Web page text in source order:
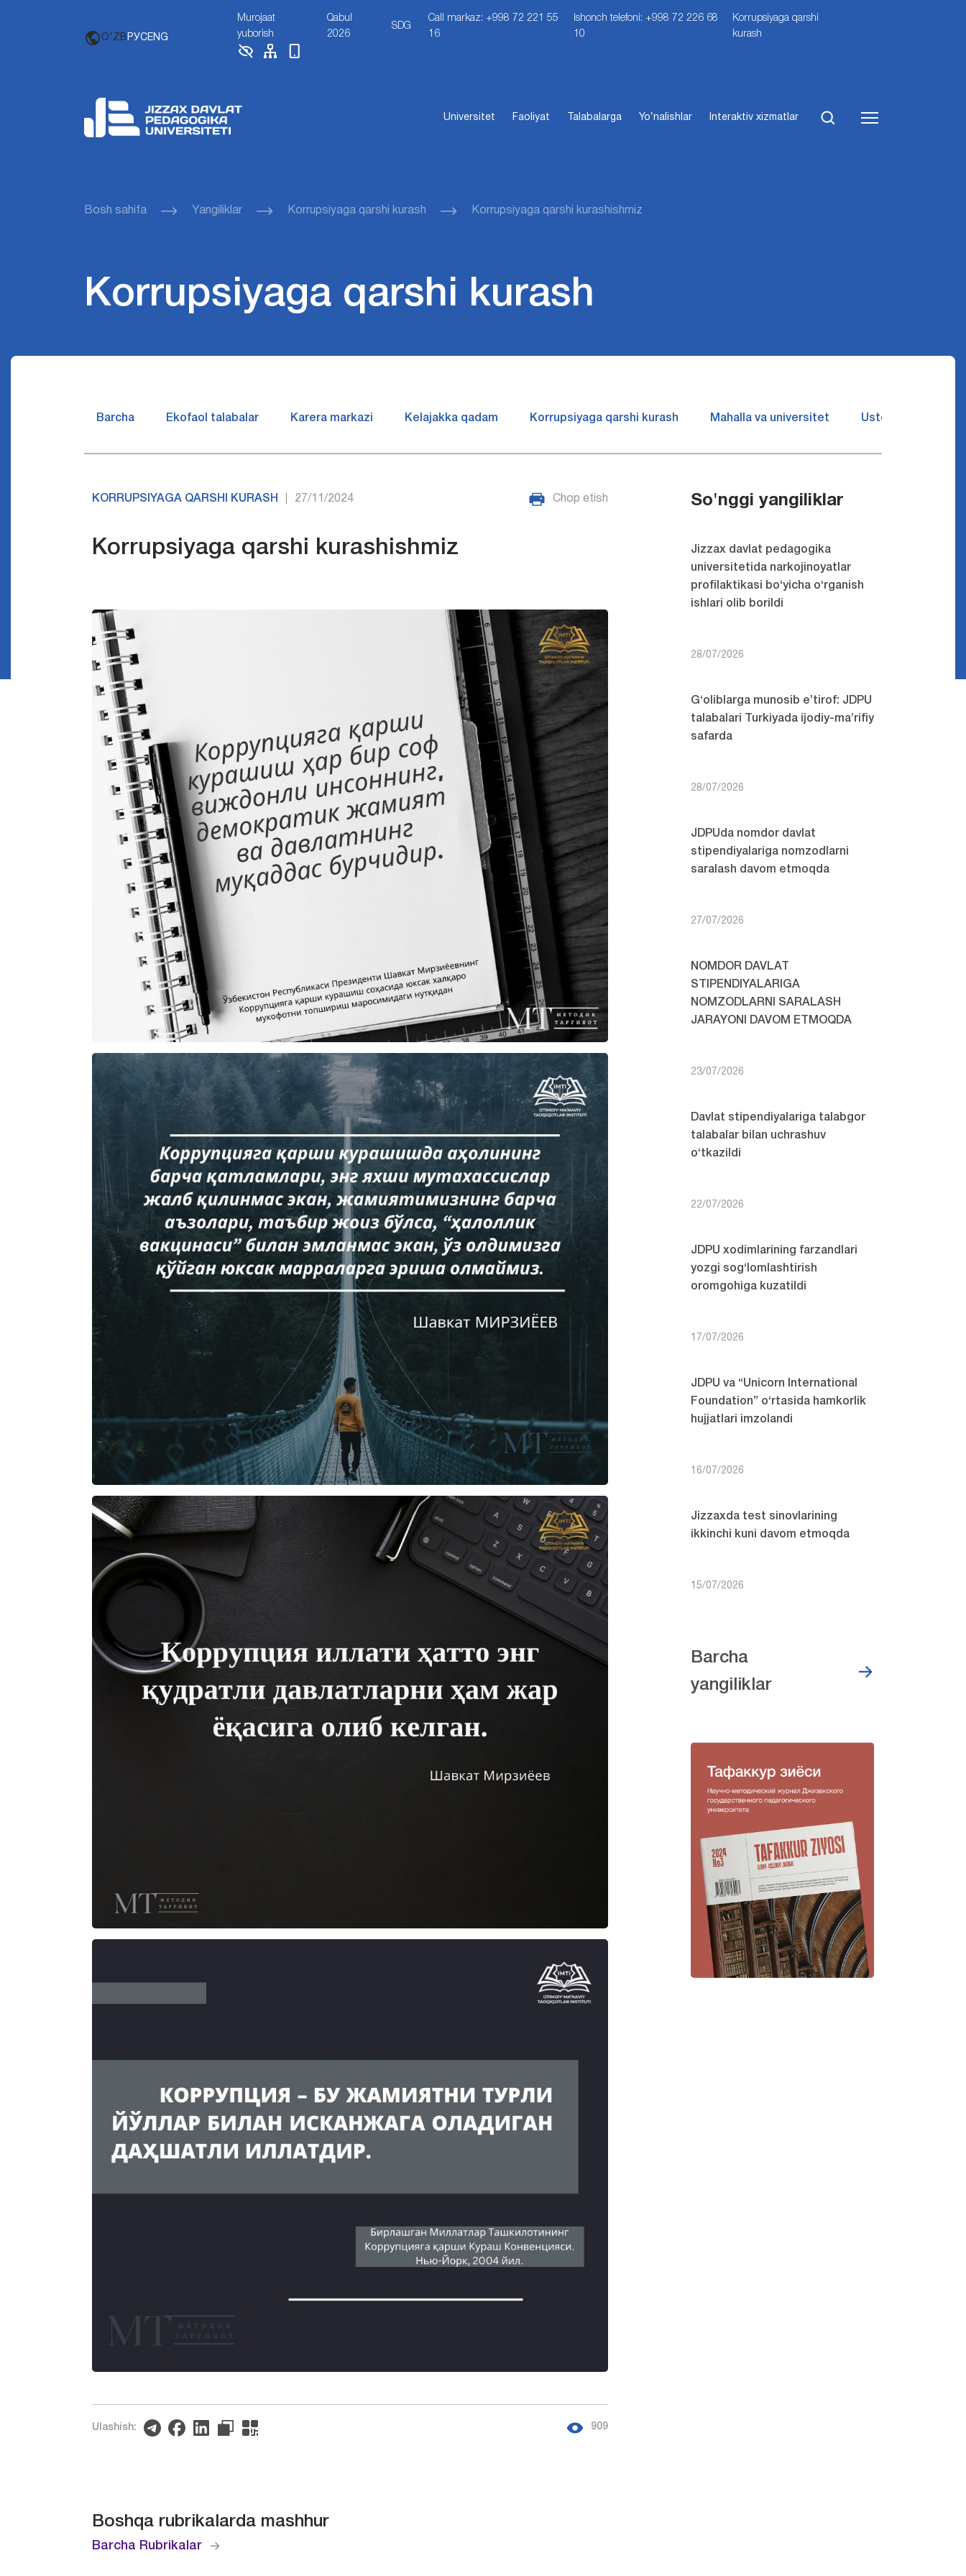
O'ZB РУСENG
Murojaat
yuborish
Qabul
2026
SDG
Call markaz: +998 72 221 55
16
Ishonch telefoni: +998 72 226 68
10
Korrupsiyaga qarshi
kurash
Universitet Faoliyat Talabalarga Yo‘nalishlar Interaktiv xizmatlar
Bosh sahifa Yangiliklar Korrupsiyaga qarshi kurash Korrupsiyaga qarshi kurashishmiz
Korrupsiyaga qarshi kurash
Barcha Ekofaol talabalar Karera markazi Kelajakka qadam Korrupsiyaga qarshi kurash Mahalla va universitet Ustozlar suhbatin
KORRUPSIYAGA QARSHI KURASH 27/11/2024 Chop etish
Korrupsiyaga qarshi kurashishmiz
Ulashish: 909
Boshqa rubrikalarda mashhur
Barcha Rubrikalar
So'nggi yangiliklar
Jizzax davlat pedagogika
universitetida narkojinoyatlar
profilaktikasi bo‘yicha o‘rganish
ishlari olib borildi
28/07/2026
G‘oliblarga munosib e’tirof: JDPU
talabalari Turkiyada ijodiy-ma’rifiy
safarda
28/07/2026
JDPUda nomdor davlat
stipendiyalariga nomzodlarni
saralash davom etmoqda
27/07/2026
NOMDOR DAVLAT
STIPENDIYALARIGA
NOMZODLARNI SARALASH
JARAYONI DAVOM ETMOQDA
23/07/2026
Davlat stipendiyalariga talabgor
talabalar bilan uchrashuv
o‘tkazildi
22/07/2026
JDPU xodimlarining farzandlari
yozgi sog‘lomlashtirish
oromgohiga kuzatildi
17/07/2026
JDPU va “Unicorn International
Foundation” o‘rtasida hamkorlik
hujjatlari imzolandi
16/07/2026
Jizzaxda test sinovlarining
ikkinchi kuni davom etmoqda
15/07/2026
Barcha
yangiliklar